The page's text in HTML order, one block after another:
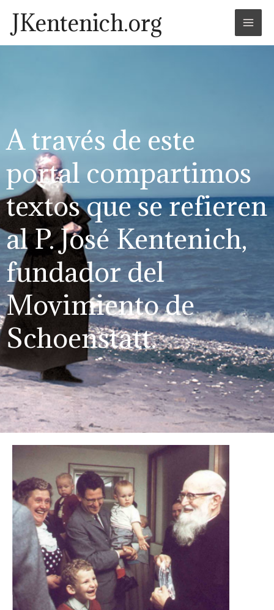
content
JKentenich.org
A través de este
portal compartimos
textos que se refieren
al P. José Kentenich,
fundador del
Movimiento de
Schoenstatt.